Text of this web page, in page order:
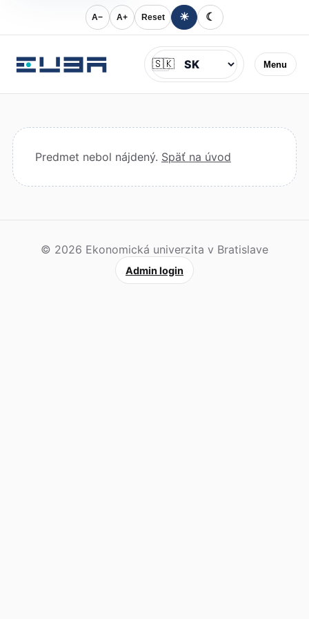
A− A+ Reset ☀ ☾
Menu
Jazyk
🇸🇰
Predmet nebol nájdený. Späť na úvod
© 2026 Ekonomická univerzita v Bratislave
Admin login